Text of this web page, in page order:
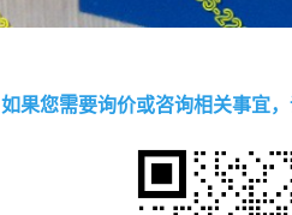
如果您需要询价或咨询相关事宜